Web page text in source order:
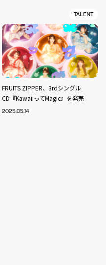
TALENT
FRUITS ZIPPER、3rdシングル
CD『KawaiiってMagic』を発売
2025.05.14